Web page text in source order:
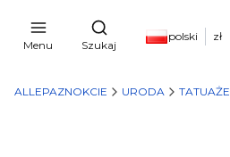
Menu
Otwórz wyszukiwarkę
Szukaj
polski zł
ALLEPAZNOKCIE URODA TATUAŻE